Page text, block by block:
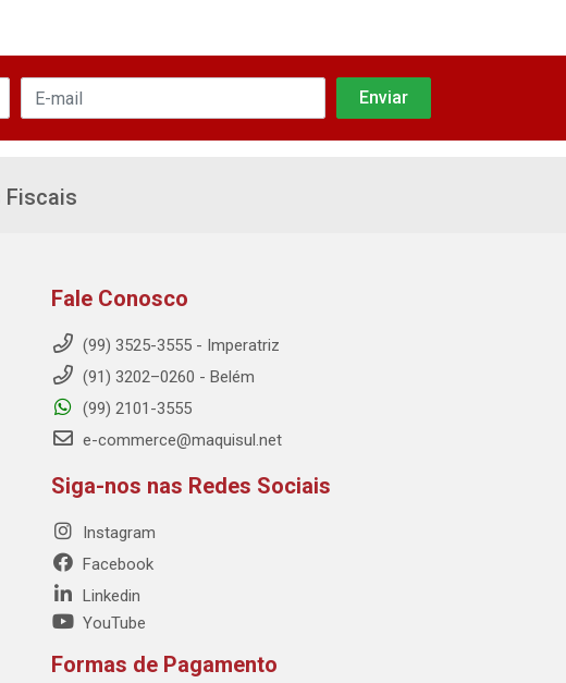
Fiscais
Fale Conosco
(99) 3525-3555 - Imperatriz
(91) 3202–0260 - Belém
(99) 2101-3555
e-commerce@maquisul.net
Siga-nos nas Redes Sociais
Instagram
Facebook
Linkedin
YouTube
Formas de Pagamento